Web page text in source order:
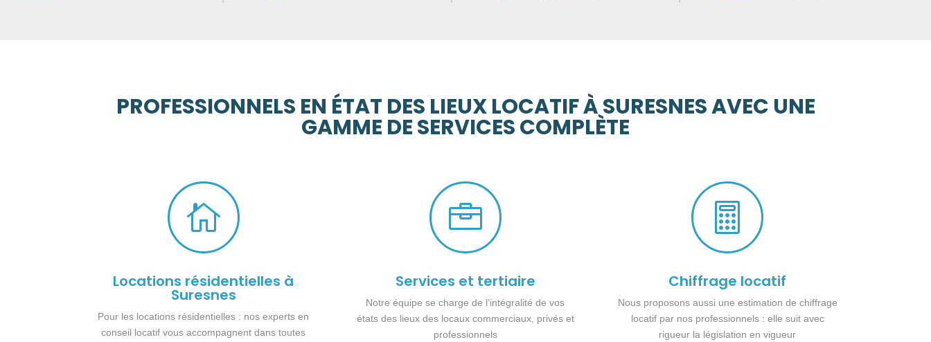
PROFESSIONNELS EN ÉTAT DES LIEUX LOCATIF À SURESNES AVEC UNE
GAMME DE SERVICES COMPLÈTE

Locations résidentielles à
Suresnes
Pour les locations résidentielles : nos experts en
conseil locatif vous accompagnent dans toutes

Services et tertiaire
Notre équipe se charge de l’intégralité de vos
états des lieux des locaux commerciaux, privés et
professionnels

Chiffrage locatif
Nous proposons aussi une estimation de chiffrage
locatif par nos professionnels : elle suit avec
rigueur la législation en vigueur